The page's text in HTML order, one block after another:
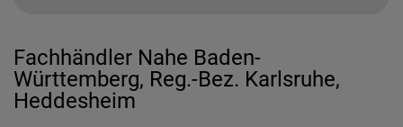
Fachhändler Nahe Baden-
Württemberg, Reg.-Bez. Karlsruhe,
Heddesheim